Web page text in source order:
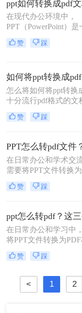
格式和布局不变。那
转换成PDF版本呢？
几种常见的方法。
在现代办公环境中，
PPT（PowerPoint）
文件格式，被广泛用
然而，有时我们可能
传递信息。本文将详
转换成PDF文档，为
的操作指南。
赞 踩
怎么将如何将ppt转换
十分流行pdf格式的文
些制作好的其他格式
格式，其中就有ppt，
人修改你的文档，那
错的方法，那么如何
赞 踩
在日常办公和学术交
需要将PPT文件转换
便于分享、打印和保
其跨平台兼容性和良
那么PPT怎么转pdf文
绍PPT转PDF文件的
帮助您轻松实现格式
赞 踩
在日常办公和学习中
将PPT文件转换为
各种设备和平台上进
存档。那么PPT怎么转
法，帮助您轻松完成
赞 踩
< 1 2